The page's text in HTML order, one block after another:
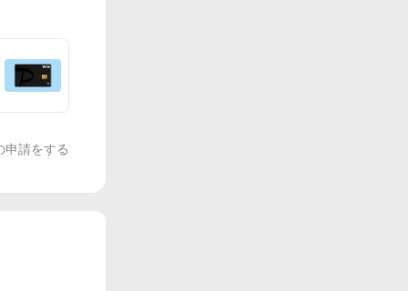
申請をする